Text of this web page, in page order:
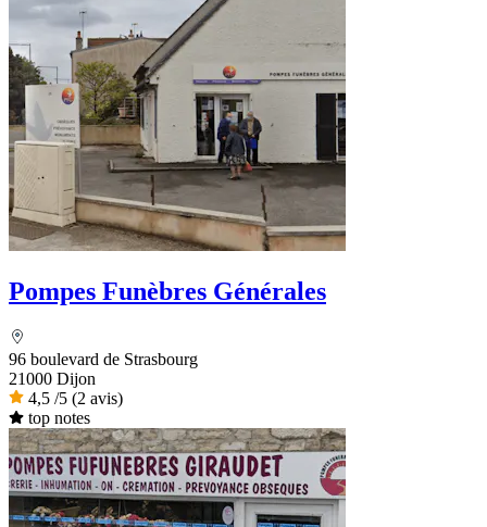
Pompes Funèbres Générales
96 boulevard de Strasbourg
21000 Dijon
4,5 /5 (2 avis)
top notes